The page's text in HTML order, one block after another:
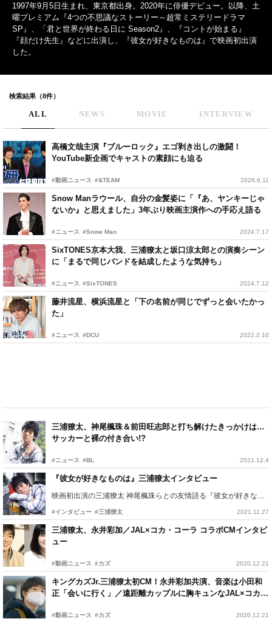
1997年9月5日生まれ、東京都出身。2020年に俳優デビュー。以降、土
曜プレミアム『4つの不思議なストーリー～超常ミステリードラマ
SP』、「君と世界が終わる日に Season2』、『コントが始まる』
『顔だけ先生』などに出演し、『彼女が好きなものは』で映画初出演
した。
検索結果（8件）
ALL NEWS MOVIE INTERVIEW
高橋文哉主演『ブルーロック』エゴ剥き出しの激闘！
YouTube新企画でキャストの素顔にも迫る
#動画ニュース #&TEAM 2026.6.11
Snow Manラウール、自分の金髪姿に「『あ、ヤンキーじゃ
ないか』と思えました」3年ぶり映画主演作への手応え語る
#ニュース #Snow Man 2024.7.17
SixTONES京本大我、三浦獠太と坂口涼太郎との演奏シーン
に「まるで同じバンドを結成したような気持ち」
#ニュース #SixTONES 2024.7.12
藤井流星、横浜流星と「下の名前が同じでずっと会いたかっ
た」
#ニュース #DCU 2022.2.10
三浦獠太、神尾楓珠＆前田旺志郎と打ち解けたきっかけは…
サッカーと裸の付き合い!?
#ニュース #BL 2021.12.4
『彼女が好きなものは』三浦獠太インタビュー
映画初出演の三浦獠太 神尾楓珠らとの友情語る『彼女が好きなものは』インタビュー
#インタビュー #三浦獠太 2021.11.27
三浦獠太、永井彩加／JAL×コカ・コーラ コラボCMインタビ
ュー
#動画ニュース #カズ 2020.12.21
キングカズJr.三浦獠太初CM！永井彩加共演、音楽は小田和
正「会いに行く」／遠距離カップルに胸キュンなJAL×コカ・
#動画ニュース #カズ 2020.12.21